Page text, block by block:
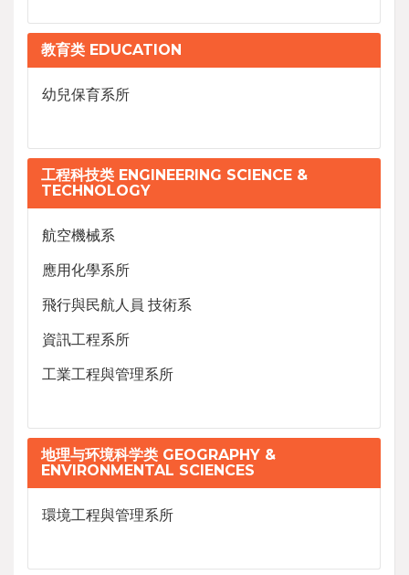
教育类 EDUCATION
幼兒保育系所
工程科技类 ENGINEERING SCIENCE &
TECHNOLOGY
航空機械系
應用化學系所
飛行與民航人員 技術系
資訊工程系所
工業工程與管理系所
地理与环境科学类 GEOGRAPHY &
ENVIRONMENTAL SCIENCES
環境工程與管理系所